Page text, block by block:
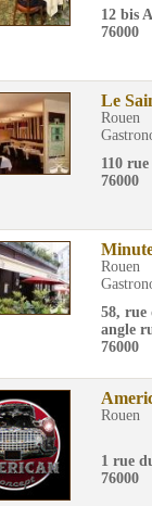
12 bis
76000
Le
Rouen
110
76000
Rouen
58, rue
angle
76000
Rouen
1 rue
76000